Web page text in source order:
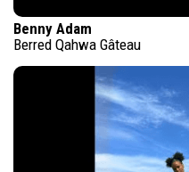
Benny Adam
Berred Qahwa Gâteau